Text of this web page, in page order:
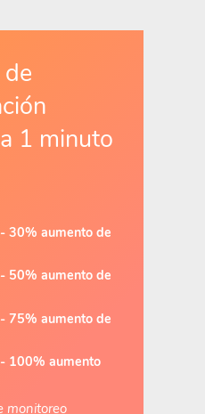
1 minuto
30% aumento de
50% aumento de
75% aumento de
100% aumento
monitoreo